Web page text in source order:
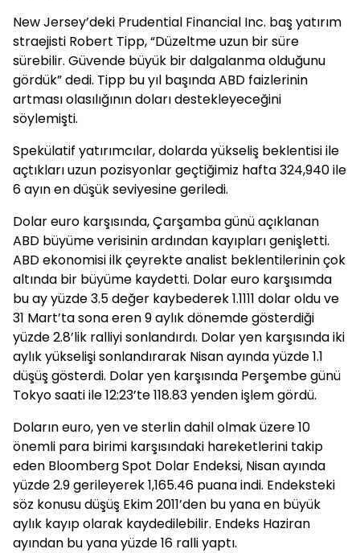
New Jersey’deki Prudential Financial Inc. baş yatırım
straejisti Robert Tipp, “Düzeltme uzun bir süre
sürebilir. Güvende büyük bir dalgalanma olduğunu
gördük” dedi. Tipp bu yıl başında ABD faizlerinin
artması olasılığının doları destekleyeceğini
söylemişti.
Spekülatif yatırımcılar, dolarda yükseliş beklentisi ile
açtıkları uzun pozisyonlar geçtiğimiz hafta 324,940 ile
6 ayın en düşük seviyesine geriledi.
Dolar euro karşısında, Çarşamba günü açıklanan
ABD büyüme verisinin ardından kayıpları genişletti.
ABD ekonomisi ilk çeyrekte analist beklentilerinin çok
altında bir büyüme kaydetti. Dolar euro karşısımda
bu ay yüzde 3.5 değer kaybederek 1.1111 dolar oldu ve
31 Mart’ta sona eren 9 aylık dönemde gösterdiği
yüzde 2.8’lik ralliyi sonlandırdı. Dolar yen karşısında iki
aylık yükselişi sonlandırarak Nisan ayında yüzde 1.1
düşüş gösterdi. Dolar yen karşısında Perşembe günü
Tokyo saati ile 12:23’te 118.83 yenden işlem gördü.
Doların euro, yen ve sterlin dahil olmak üzere 10
önemli para birimi karşısındaki hareketlerini takip
eden Bloomberg Spot Dolar Endeksi, Nisan ayında
yüzde 2.9 gerileyerek 1,165.46 puana indi. Endeksteki
söz konusu düşüş Ekim 2011’den bu yana en büyük
aylık kayıp olarak kaydedilebilir. Endeks Haziran
ayından bu yana yüzde 16 ralli yaptı.